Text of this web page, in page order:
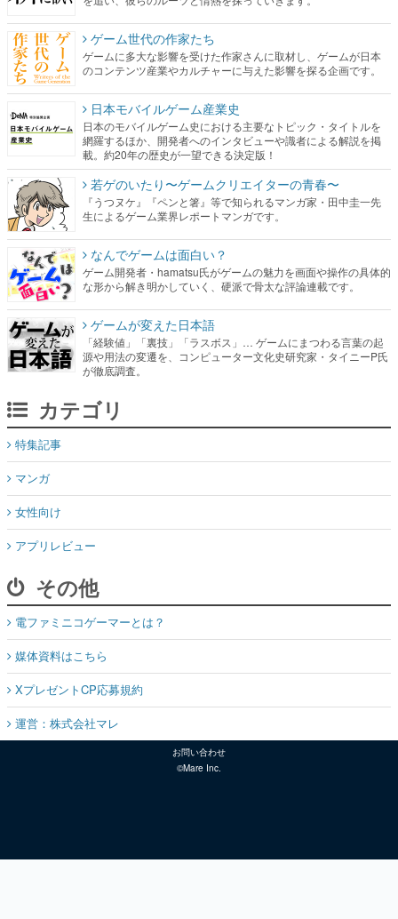
ゲーム世代の作家たち
ゲームに多大な影響を受けた作家さんに取材し、ゲームが日本
のコンテンツ産業やカルチャーに与えた影響を探る企画です。
日本モバイルゲーム産業史
日本のモバイルゲーム史における主要なトピック・タイトルを
網羅するほか、開発者へのインタビューや識者による解説を掲
載。約20年の歴史が一望できる決定版！
若ゲのいたり〜ゲームクリエイターの青春〜
『うつヌケ』『ペンと箸』等で知られるマンガ家・田中圭一先
生によるゲーム業界レポートマンガです。
なんでゲームは面白い？
ゲーム開発者・hamatsu氏がゲームの魅力を画面や操作の具体的
な形から解き明かしていく、硬派で骨太な評論連載です。
ゲームが変えた日本語
「経験値」「裏技」「ラスボス」… ゲームにまつわる言葉の起
源や用法の変遷を、コンピューター文化史研究家・タイニーP氏
が徹底調査。
カテゴリ
特集記事
マンガ
女性向け
アプリレビュー
その他
電ファミニコゲーマーとは？
媒体資料はこちら
XプレゼントCP応募規約
運営：株式会社マレ
お問い合わせ
©Mare Inc.